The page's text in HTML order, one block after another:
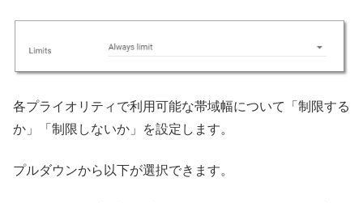
各プライオリティで利用可能な帯域幅について「制限する
か」「制限しないか」を設定します。
プルダウンから以下が選択できます。